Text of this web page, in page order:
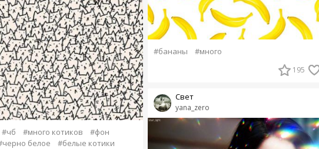
#чб #много котиков
#фон
белое #белые котики
#бананы #много
195
yana_zero
Свет